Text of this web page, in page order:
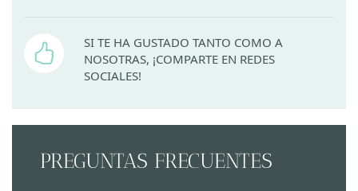
SI TE HA GUSTADO TANTO COMO A
NOSOTRAS, ¡COMPARTE EN REDES
SOCIALES!
PREGUNTAS FRECUENTES